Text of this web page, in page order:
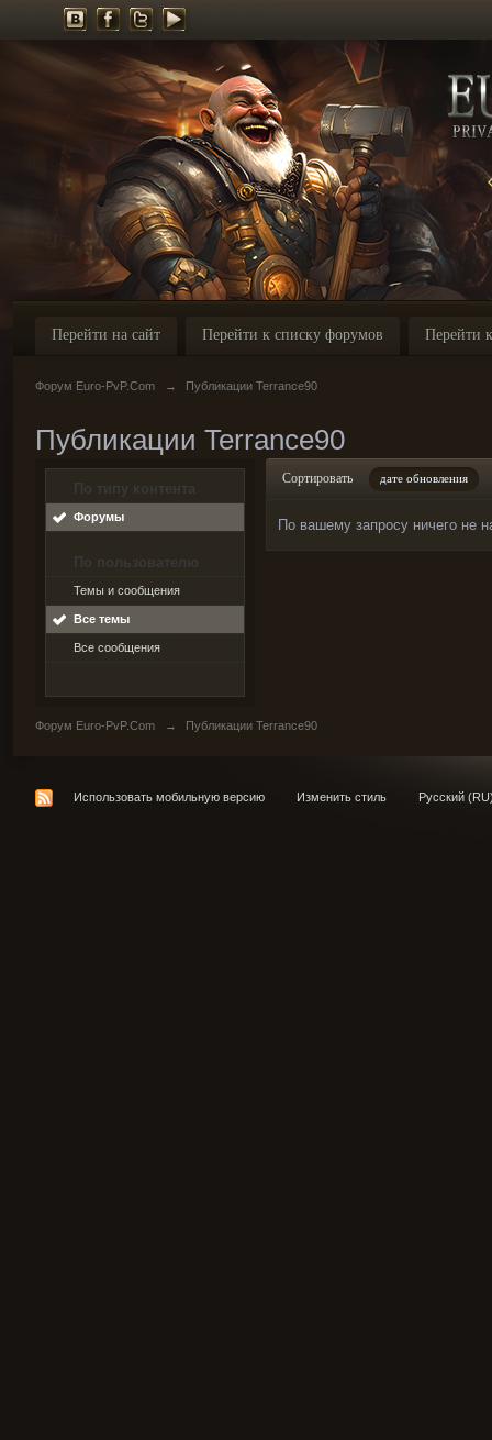
Перейти на сайт Перейти к списку форумов Перейти
Форум Euro-PvP.Com → Публикации Terrance90
Публикации Terrance90
По типу контента
Форумы
По пользователю
Темы и сообщения
Все темы
Все сообщения
Сортировать дате обновления
По вашему запросу ничего не
Форум Euro-PvP.Com → Публикации Terrance90
Использовать мобильную версию Изменить стиль Русский